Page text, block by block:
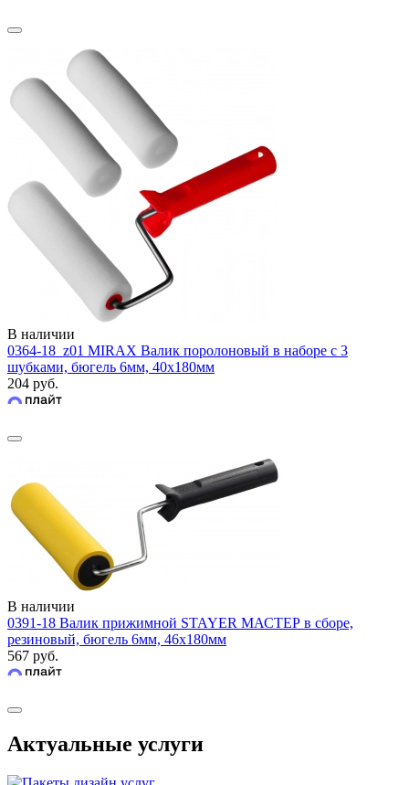
В наличии
0364-18_z01 MIRAX Валик поролоновый в наборе с 3
шубками, бюгель 6мм, 40x180мм
204 руб.
В наличии
0391-18 Валик прижимной STAYER МАСТЕР в сборе,
резиновый, бюгель 6мм, 46x180мм
567 руб.
Актуальные услуги